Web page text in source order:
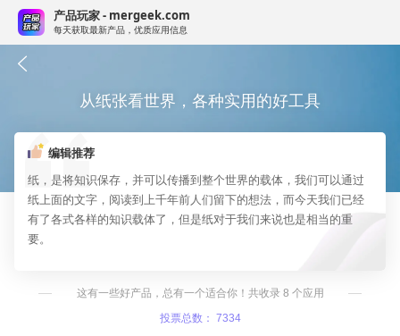
产品玩家 - mergeek.com
每天获取最新产品，优质应用信息
从纸张看世界，各种实用的好工具
编辑推荐
纸，是将知识保存，并可以传播到整个世界的载体，我们可以通过
纸上面的文字，阅读到上千年前人们留下的想法，而今天我们已经
有了各式各样的知识载体了，但是纸对于我们来说也是相当的重
要。
这有一些好产品，总有一个适合你！共收录 8 个应用
投票总数： 7334